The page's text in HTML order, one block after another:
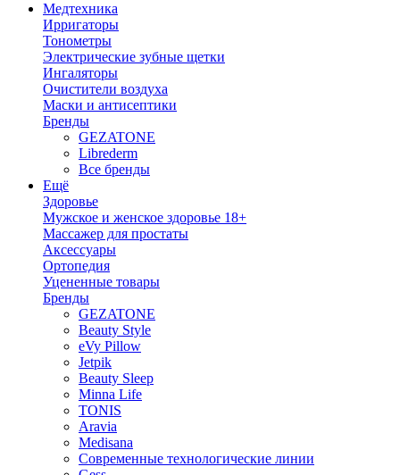
Медтехника
Ирригаторы
Тонометры
Электрические зубные щетки
Ингаляторы
Очистители воздуха
Маски и антисептики
Бренды
GEZATONE
Librederm
Все бренды
Ещё
Здоровье
Мужское и женское здоровье 18+
Массажер для простаты
Аксессуары
Ортопедия
Уцененные товары
Бренды
GEZATONE
Beauty Style
eVy Pillow
Jetpik
Beauty Sleep
Minna Life
TONIS
Aravia
Medisana
Современные технологические линии